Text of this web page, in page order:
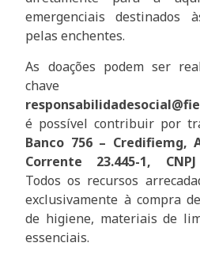
emergenciais destinados
pelas enchentes.
As doações podem ser
é possível contribuir por
Banco 756 – Credifiemg,
Corrente 23.445-1, CNPJ
Todos os recursos
exclusivamente à compra
de higiene, materiais de
essenciais.